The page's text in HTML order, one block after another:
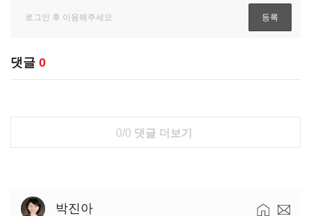
댓글 0
0/0 댓글 더보기
박진아